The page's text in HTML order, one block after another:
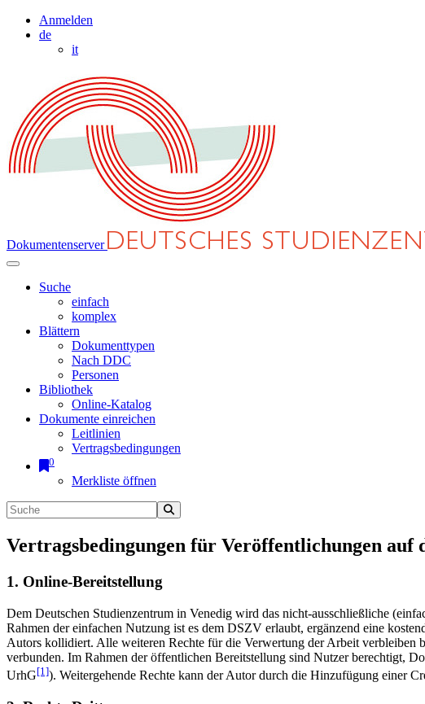
Anmelden
de
it
Dokumentenserver
Suche
einfach
komplex
Blättern
Dokumenttypen
Nach DDC
Personen
Bibliothek
Online-Katalog
Dokumente einreichen
Leitlinien
Vertragsbedingungen
0
Merkliste öffnen
Vertragsbedingungen für Veröffentlichungen auf
1. Online-Bereitstellung
Dem Deutschen Studienzentrum in Venedig wird das nicht-ausschließliche
Rahmen der einfachen Nutzung ist es dem DSZV erlaubt, ergänzend eine
Autors kollidiert. Alle weiteren Rechte für die Verwertung der Arbeit
verbunden. Im Rahmen der öffentlichen Bereitstellung sind Nutzer berechtigt,
UrhG[1]). Weitergehende Rechte kann der Autor durch die Hinzufügung einer